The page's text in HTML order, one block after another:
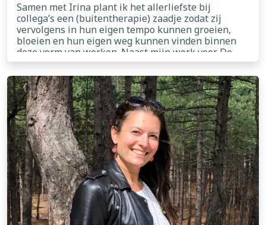
Samen met Irina plant ik het allerliefste bij
collega’s een (buitentherapie) zaadje zodat zij
vervolgens in hun eigen tempo kunnen groeien,
bloeien en hun eigen weg kunnen vinden binnen
deze vorm van werken. Naast mijn werk voor De
Buitenpsychologen ben ik actief als
studentenpsycholoog op ZZP-basis én bied ik
binnen mijn eigen praktijk inspiratiesessies aan
voor medeondernemers. Heb je een idee, plan of
verlangen dat je wilt verhelderen? Ik spar graag
met je. Vanuit nieuwsgierigheid, creativiteit en een
praktische insteek help ik je richting te vinden in de
volgende stappen van jouw proces. Mijn liefde voor
natuur, beweging en psychologie vormt de basis van
alles wat ik doe. Ik woon en werk vlak bij het
Scheveningse strand – een plek waar ik het hele
jaar door te vinden ben, óók in het koude water. De
elementen houden me in verbinding en in
beweging met de natuur.
lees meer